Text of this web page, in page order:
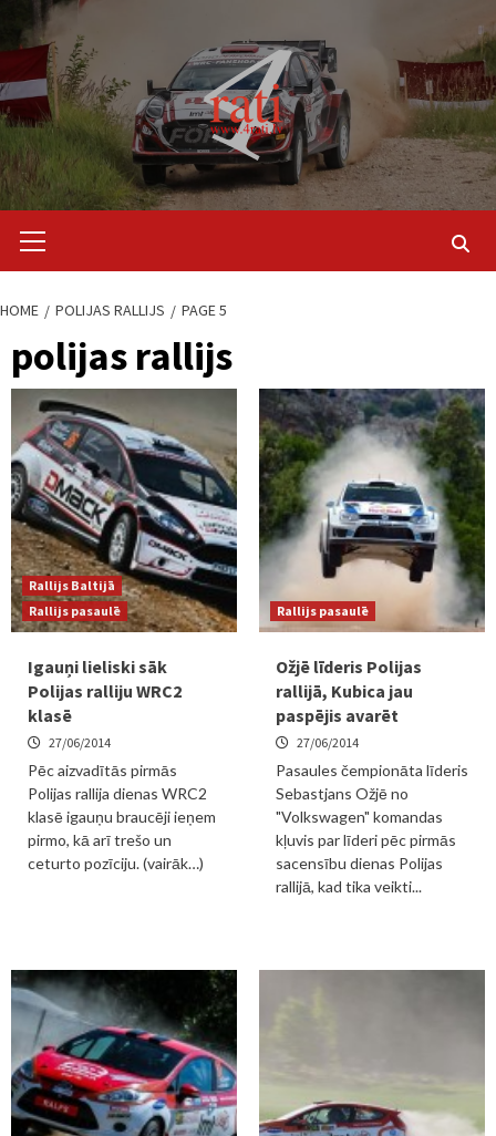
content
Menu
HOME POLIJAS RALLIJS PAGE 5
polijas rallijs
Rallijs Baltijā
Rallijs pasaulē
Igauņi lieliski sāk
Polijas ralliju WRC2
klasē
27/06/2014
Pēc aizvadītās pirmās
Polijas rallija dienas WRC2
klasē igauņu braucēji ieņem
pirmo, kā arī trešo un
ceturto pozīciju. (vairāk…)
Rallijs pasaulē
Ožjē līderis Polijas
rallijā, Kubica jau
paspējis avarēt
27/06/2014
Pasaules čempionāta līderis
Sebastjans Ožjē no
"Volkswagen" komandas
kļuvis par līderi pēc pirmās
sacensību dienas Polijas
rallijā, kad tika veikti...